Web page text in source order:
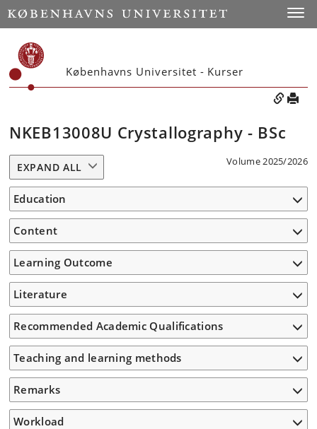
Københavns Universitet - Kurser
NKEB13008U Crystallography - BSc
Volume 2025/2026
EXPAND ALL
Education
Content
Learning Outcome
Literature
Recommended Academic Qualifications
Teaching and learning methods
Remarks
Workload